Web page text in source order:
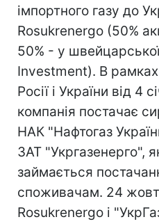
імпортного газу до
Rosukrenergo (50%
50% - у
Investment). В
Росії і України від 4
компанія постачає
НАК "Нафтогаз
ЗАТ "Укргазенерго",
займається
споживачам. 24
Rosukrenergo і